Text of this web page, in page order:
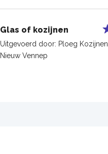
Glas of kozijnen
Uitgevoerd door: Ploeg Kozijnen
Nieuw Vennep